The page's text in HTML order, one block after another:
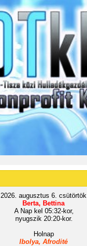
2026. augusztus 6. csütörtök
Berta, Bettina
A Nap kel 05:32-kor,
nyugszik 20:20-kor.
Holnap
Ibolya, Afrodité